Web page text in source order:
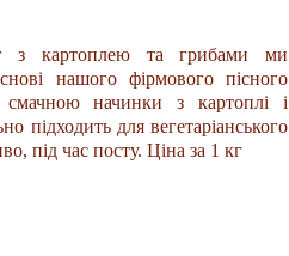
з картоплею та грибами ми
нашого фірмового пісного
начинки з картоплі і
підходить для вегетаріанського
під час посту. Ціна за 1 кг